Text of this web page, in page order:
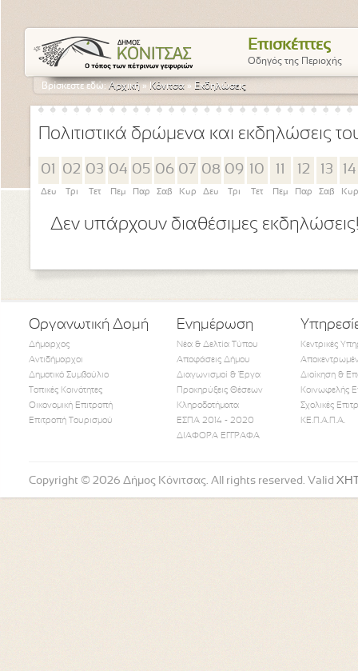
Επισκέπτες
Οδηγός της Περιοχής
Βρίσκεστε εδώ:Αρχική » Κόνιτσα » Εκδηλώσεις
Πολιτιστικά δρώμενα και εκδηλώσεις
01
Δευ
02
Τρι
03
Τετ
04
Πεμ
05
Παρ
06
Σαβ
07
Κυρ
08
Δευ
09
Τρι
10
Τετ Πεμ
12
Παρ
13
Σαβ
14
Κυρ
Δεν υπάρχουν διαθέσιμες
Οργανωτική Δομή
Δήμαρχος
Αντιδήμαρχοι
Δημοτικό Συμβούλιο
Τοπικές Κοινότητες
Οικονομική Επιτροπή
Επιτροπή Τουρισμού
Ενημέρωση
Νέα & Δελτία Τύπου
Αποφάσεις Δήμου
Διαγωνισμοί & Έργα
Προκηρύξεις Θέσεων
Κληροδοτήματα
ΕΣΠΑ 2014 - 2020
ΔΙΑΦΟΡΑ ΕΓΓΡΑΦΑ
Κεντρικές
Διοίκηση &
Κοινωφελής
Σχολικές
ΚΕ.Π.Α.Π.Α.
Follow Us
Copyright © 2026 Δήμος Κόνιτσας. All rights reserved. Valid